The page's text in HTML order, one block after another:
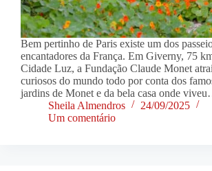
Bem pertinho de Paris existe um dos
encantadores da França. Em Giverny, 75
Cidade Luz, a Fundação Claude Monet
curiosos do mundo todo por conta dos
jardins de Monet e da bela casa onde
Sheila Almendros
24/09/2025
Um comentário